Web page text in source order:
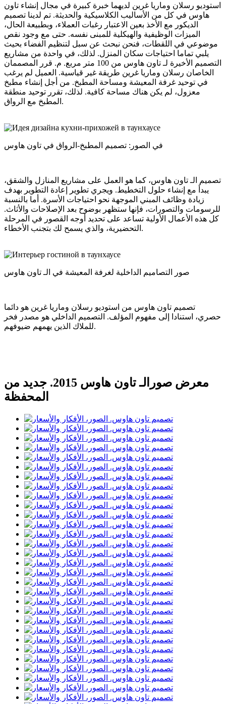
استوديو رسلان وماريا غرين لديهما خبرة كبيرة في مجال إنشاء تاون
هاوس في كل من الأساليب الكلاسيكية والحديثة. تم لدينا تصميم
الديكور مع الأخذ بعين الاعتبار رغبات العملاء، وبطبيعة الحال،
الميزات الوظيفية والهيكلية للمبنى نفسه. حتى مع وجود نقص
موضوعي في اللقطات، فنحن نبحث عن سبل لتنظيم الفضاء بحيث
يلبي تماما احتياجات سكان المنزل. لذلك، في واحدة من مشاريع
التصميم الأخيرة لـ تاون هاوس من 100 متر مربع. م. قرر المصممان
الخاصان رسلان وماريا غرين طريقة غير قياسية. العميل لم يرغب
في توحيد غرفة المعيشة ومساحة المطبخ. من أجل إنشاء مطبخ
معزول، لم يكن هناك مساحة كافية. لذلك، تقرر توحيد منطقة
المطبخ مع الرواق.
في الصور: تصميم المطبخ-الرواق في تاون هاوس
تصميم الـ تاون هاوس، كما هو العمل على مشاريع المنازل والشقق،
يبدأ مع إنشاء حلول التخطيط. ويجري تطوير إعادة التطوير بهدف
زيادة وظائف المبني الموجهة نحو احتياجات الأسرة. أما بالنسبة
للرسومات والتصورات، فإنها ستظهر بوضوح بعد الإصلاحات والأثاث.
كل هذه الأعمال الأولية تساعد على تحديد أوجه القصور في المرحلة
التحضيرية، والذي يسمح لك بتجنب الأخطاء.
صور التصاميم الداخلية لغرفة المعيشة في الـ تاون هاوس
تصميم تاون هاوس من استوديو رسلان وماريا غرين هو دائما
حصري، استنادا إلى مفهوم المؤلف. التصميم الداخلي هو مصدر فخر
للملاك الذين يهمهم ضيوفهم.
معرض صورالـ تاون هاوس 2015. جديد من
المحفظة